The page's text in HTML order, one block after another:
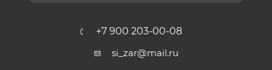
+7 900 203-00-08
si_zar@mail.ru